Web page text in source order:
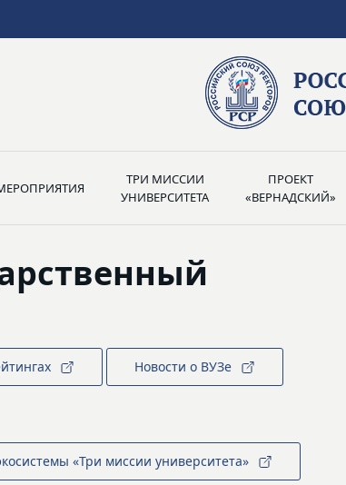
ТРИ МИССИИ
УНИВЕРСИТЕТА
ПРОЕКТ
«ВЕРНАДСКИЙ»
Новости о ВУЗе
«Три миссии университета»